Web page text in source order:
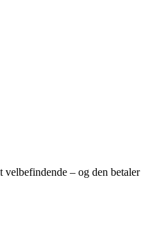
– og den betaler